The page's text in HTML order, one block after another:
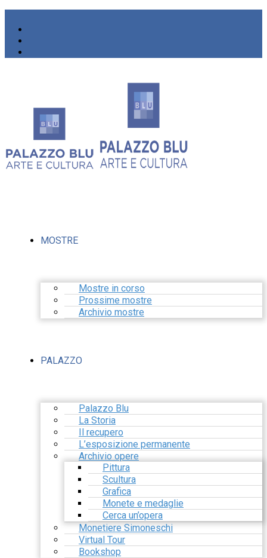
MOSTRE
Mostre in corso
Prossime mostre
Archivio mostre
PALAZZO
Palazzo Blu
La Storia
Il recupero
L’esposizione permanente
Archivio opere
Pittura
Scultura
Grafica
Monete e medaglie
Cerca un’opera
Monetiere Simoneschi
Virtual Tour
Bookshop